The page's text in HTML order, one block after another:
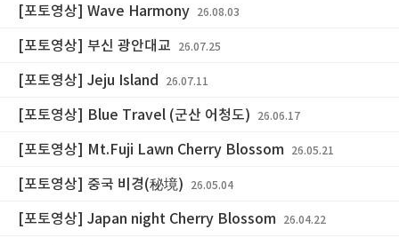
[포토영상] Wave Harmony 26.08.03
[포토영상] 부신 광안대교 26.07.25
[포토영상] Jeju Island 26.07.11
[포토영상] Blue Travel (군산 어청도) 26.06.17
[포토영상] Mt.Fuji Lawn Cherry Blossom 26.05.21
[포토영상] 중국 비경(秘境) 26.05.04
[포토영상] Japan night Cherry Blossom 26.04.22